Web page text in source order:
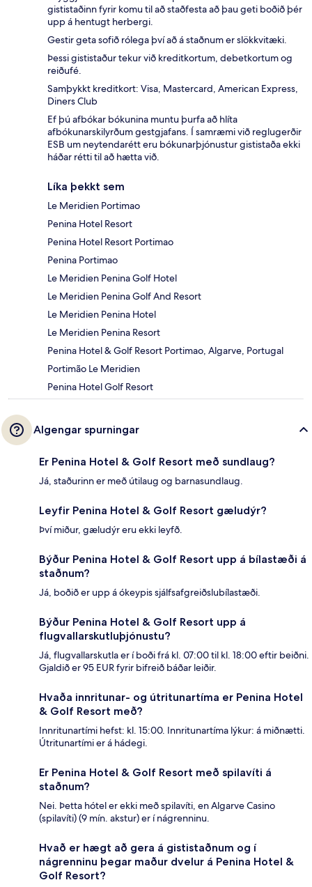
gististaðinn fyrir komu til að staðfesta að þau geti boðið þér
upp á hentugt herbergi.
Gestir geta sofið rólega því að á staðnum er slökkvitæki.
Þessi gististaður tekur við kreditkortum, debetkortum og
reiðufé.
Samþykkt kreditkort: Visa, Mastercard, American Express,
Diners Club
Ef þú afbókar bókunina muntu þurfa að hlíta
afbókunarskilyrðum gestgjafans. Í samræmi við reglugerðir
ESB um neytendarétt eru bókunarþjónustur gististaða ekki
háðar rétti til að hætta við.
Líka þekkt sem
Le Meridien Portimao
Penina Hotel Resort
Penina Hotel Resort Portimao
Penina Portimao
Le Meridien Penina Golf Hotel
Le Meridien Penina Golf And Resort
Le Meridien Penina Hotel
Le Meridien Penina Resort
Penina Hotel & Golf Resort Portimao, Algarve, Portugal
Portimão Le Meridien
Penina Hotel Golf Resort
Algengar spurningar
Er Penina Hotel & Golf Resort með sundlaug?
Já, staðurinn er með útilaug og barnasundlaug.
Leyfir Penina Hotel & Golf Resort gæludýr?
Því miður, gæludýr eru ekki leyfð.
Býður Penina Hotel & Golf Resort upp á bílastæði á
staðnum?
Já, boðið er upp á ókeypis sjálfsafgreiðslubílastæði.
Býður Penina Hotel & Golf Resort upp á
flugvallarskutluþjónustu?
Já, flugvallarskutla er í boði frá kl. 07:00 til kl. 18:00 eftir beiðni.
Gjaldið er 95 EUR fyrir bifreið báðar leiðir.
Hvaða innritunar- og útritunartíma er Penina Hotel
& Golf Resort með?
Innritunartími hefst: kl. 15:00. Innritunartíma lýkur: á miðnætti.
Útritunartími er á hádegi.
Er Penina Hotel & Golf Resort með spilavíti á
staðnum?
Nei. Þetta hótel er ekki með spilavíti, en Algarve Casino
(spilavíti) (9 mín. akstur) er í nágrenninu.
Hvað er hægt að gera á gististaðnum og í
nágrenninu þegar maður dvelur á Penina Hotel &
Golf Resort?